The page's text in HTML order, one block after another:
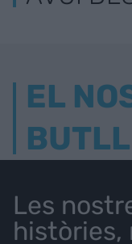
EL
Les
històries,